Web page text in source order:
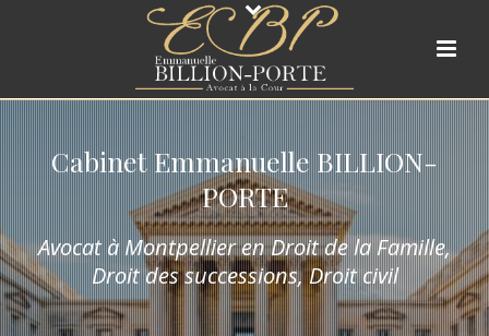
Cabinet Emmanuelle BILLION-
PORTE
Avocat à Montpellier en Droit de la Famille,
Droit des successions, Droit civil